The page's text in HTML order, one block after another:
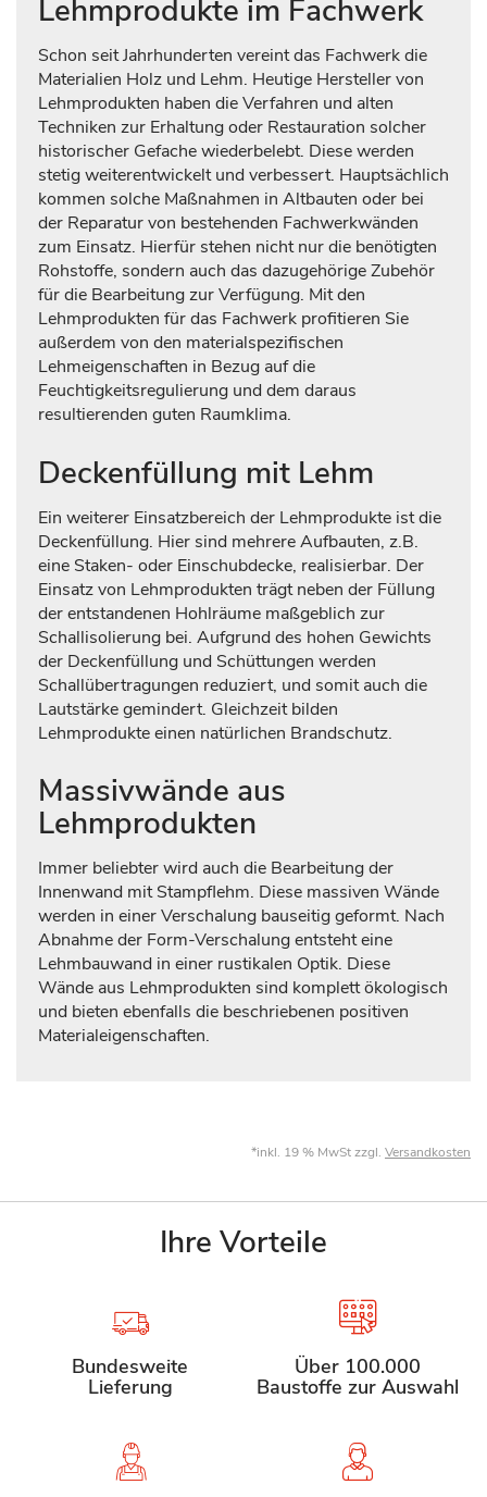
Lehmprodukte im Fachwerk
Schon seit Jahrhunderten vereint das Fachwerk die
Materialien Holz und Lehm. Heutige Hersteller von
Lehmprodukten haben die Verfahren und alten
Techniken zur Erhaltung oder Restauration solcher
historischer Gefache wiederbelebt. Diese werden
stetig weiterentwickelt und verbessert. Hauptsächlich
kommen solche Maßnahmen in Altbauten oder bei
der Reparatur von bestehenden Fachwerkwänden
zum Einsatz. Hierfür stehen nicht nur die benötigten
Rohstoffe, sondern auch das dazugehörige Zubehör
für die Bearbeitung zur Verfügung. Mit den
Lehmprodukten für das Fachwerk profitieren Sie
außerdem von den materialspezifischen
Lehmeigenschaften in Bezug auf die
Feuchtigkeitsregulierung und dem daraus
resultierenden guten Raumklima.
Deckenfüllung mit Lehm
Ein weiterer Einsatzbereich der Lehmprodukte ist die
Deckenfüllung. Hier sind mehrere Aufbauten, z.B.
eine Staken- oder Einschubdecke, realisierbar. Der
Einsatz von Lehmprodukten trägt neben der Füllung
der entstandenen Hohlräume maßgeblich zur
Schallisolierung bei. Aufgrund des hohen Gewichts
der Deckenfüllung und Schüttungen werden
Schallübertragungen reduziert, und somit auch die
Lautstärke gemindert. Gleichzeit bilden
Lehmprodukte einen natürlichen Brandschutz.
Massivwände aus
Lehmprodukten
Immer beliebter wird auch die Bearbeitung der
Innenwand mit Stampflehm. Diese massiven Wände
werden in einer Verschalung bauseitig geformt. Nach
Abnahme der Form-Verschalung entsteht eine
Lehmbauwand in einer rustikalen Optik. Diese
Wände aus Lehmprodukten sind komplett ökologisch
und bieten ebenfalls die beschriebenen positiven
Materialeigenschaften.
*inkl. 19 % MwSt zzgl. Versandkosten
Ihre Vorteile
Bundesweite
Lieferung
Über 100.000
Baustoffe zur Auswahl